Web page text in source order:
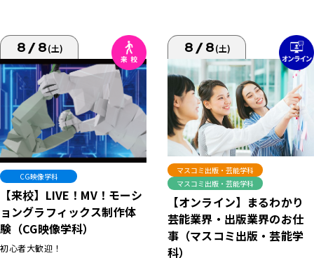
8/8(土)
CG映像学科
【来校】LIVE！MV！モーシ
ョングラフィックス制作体
験（CG映像学科）
初心者大歓迎！
8/8(土)
マスコミ出版・芸能学科
マスコミ出版・芸能学科
【オンライン】まるわかり
芸能業界・出版業界のお仕
事（マスコミ出版・芸能学
科）